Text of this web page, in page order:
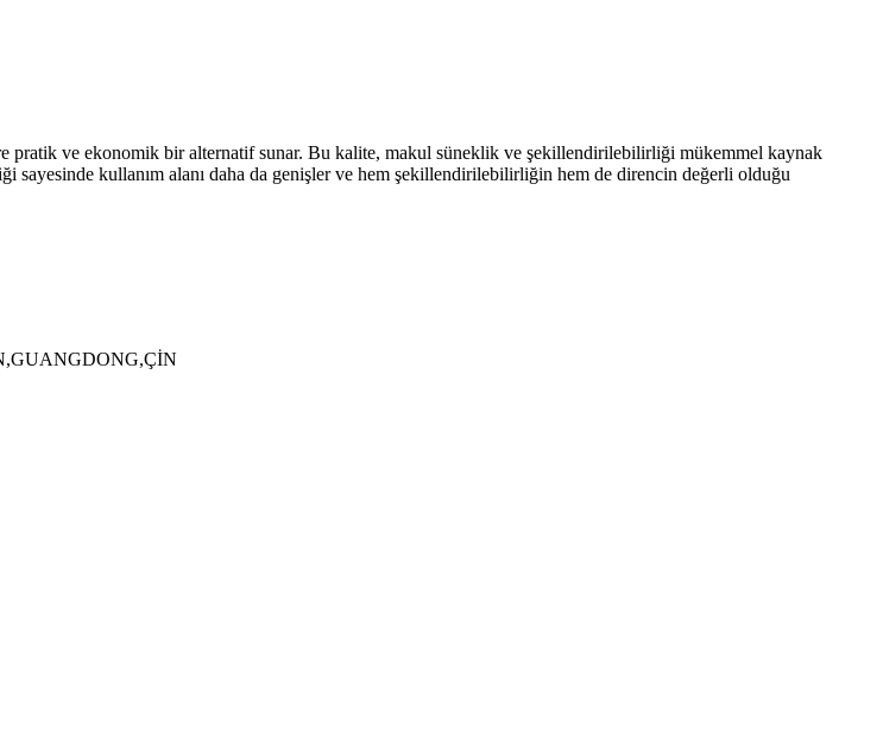
pratik ve ekonomik bir alternatif sunar. Bu kalite, makul süneklik ve şekillendirilebilirliği mükemmel kaynak
kullanım alanı daha da genişler ve hem şekillendirilebilirliğin hem de direncin değerli olduğu